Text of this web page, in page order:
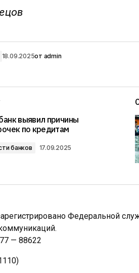
18.09.2025от admin
выявил причины
по кредитам
банков 17.09.2025
Федеральной
— 88622